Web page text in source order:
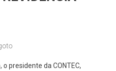
presidente da CONTEC,